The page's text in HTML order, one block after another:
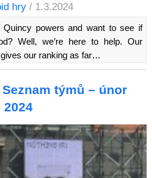
hry / 1.3.2024
powers and want to see if
Well, we’re here to help. Our
our ranking as far…
týmů – únor
2024